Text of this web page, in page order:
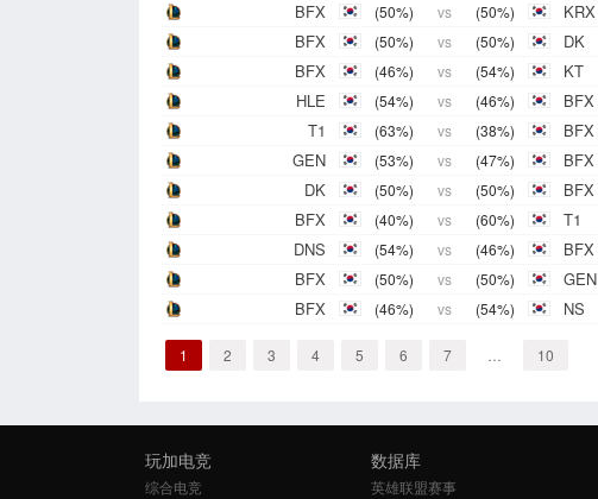
BFX (50%) vs (50%) KRX
BFX (50%) vs (50%) DK
BFX (46%) vs (54%) KT
HLE (54%) vs (46%) BFX
T1 (63%) vs (38%) BFX
GEN (53%) vs (47%) BFX
DK (50%) vs (50%) BFX
BFX (40%) vs (60%) T1
DNS (54%) vs (46%) BFX
BFX (50%) vs (50%) GEN
BFX (46%) vs (54%) NS
1 2 3 4 5 6 7 10
玩加电竞
综合电竞
数据库
英雄联盟赛事